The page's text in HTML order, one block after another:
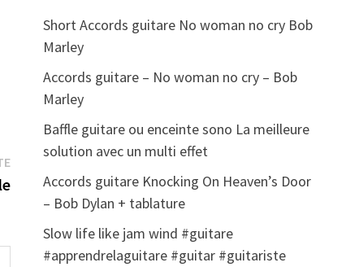
Publication
suivante :
Short Accords guitare No woman no cry Bob
Marley
Accords guitare – No woman no cry – Bob
Marley
Baffle guitare ou enceinte sono La meilleure
solution avec un multi effet
Accords guitare Knocking On Heaven’s Door
– Bob Dylan + tablature
Slow life like jam wind #guitare
#apprendrelaguitare #guitar #guitariste